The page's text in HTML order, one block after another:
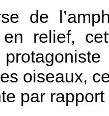
de
relief,
oiseaux,
par rapport